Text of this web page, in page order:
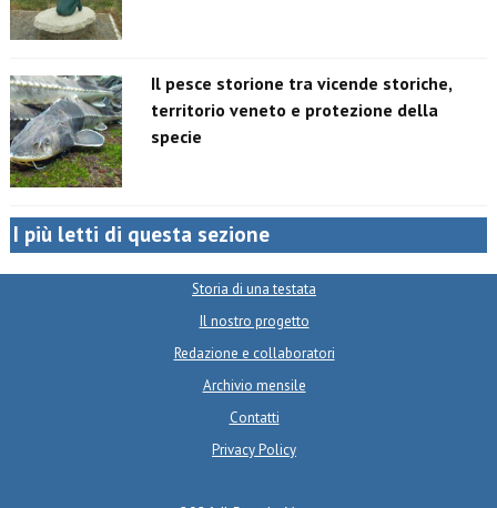
Il pesce storione tra vicende storiche,
territorio veneto e protezione della
specie
I più letti di questa sezione
Storia di una testata
Il nostro progetto
Redazione e collaboratori
Archivio mensile
Contatti
Privacy Policy